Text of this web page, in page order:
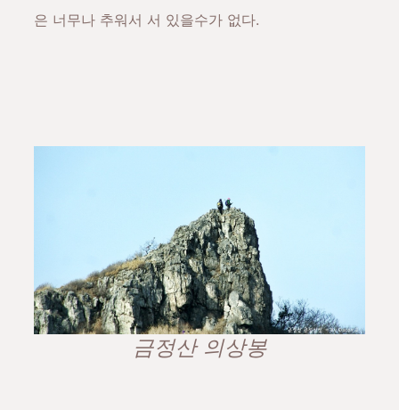
은 너무나 추워서 서 있을수가 없다.
금정산 의상봉